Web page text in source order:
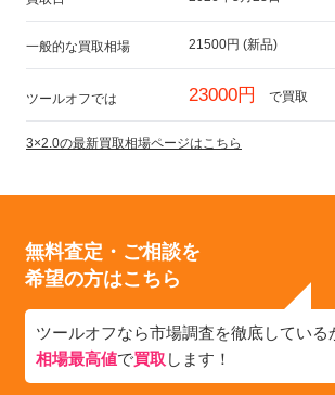
一般的な買取相場 21500円 (新品)
ツールオフでは 23000円 で買取
3×2.0の最新買取相場ページはこちら
無料査定・ご相談を
希望の方はこちら
ツールオフなら市場調査を徹底している
相場最高値で買取 します！